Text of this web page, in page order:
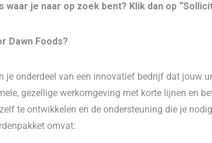
waar je naar op zoek bent? Klik dan op
Dawn Foods?
je onderdeel van een innovatief bedrijf dat jouw
gezellige werkomgeving met korte lijnen en
te ontwikkelen en de ondersteuning die je
omvat: